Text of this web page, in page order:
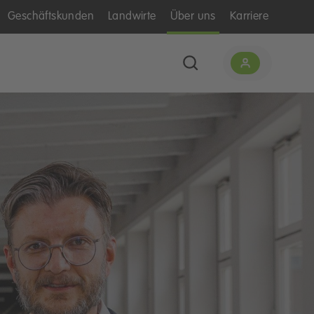
Geschäftskunden Landwirte Über uns Karriere